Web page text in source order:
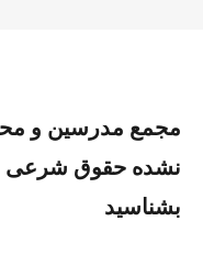
مجمع مدرسین و
نشده حقوق شرعی
بشناسید